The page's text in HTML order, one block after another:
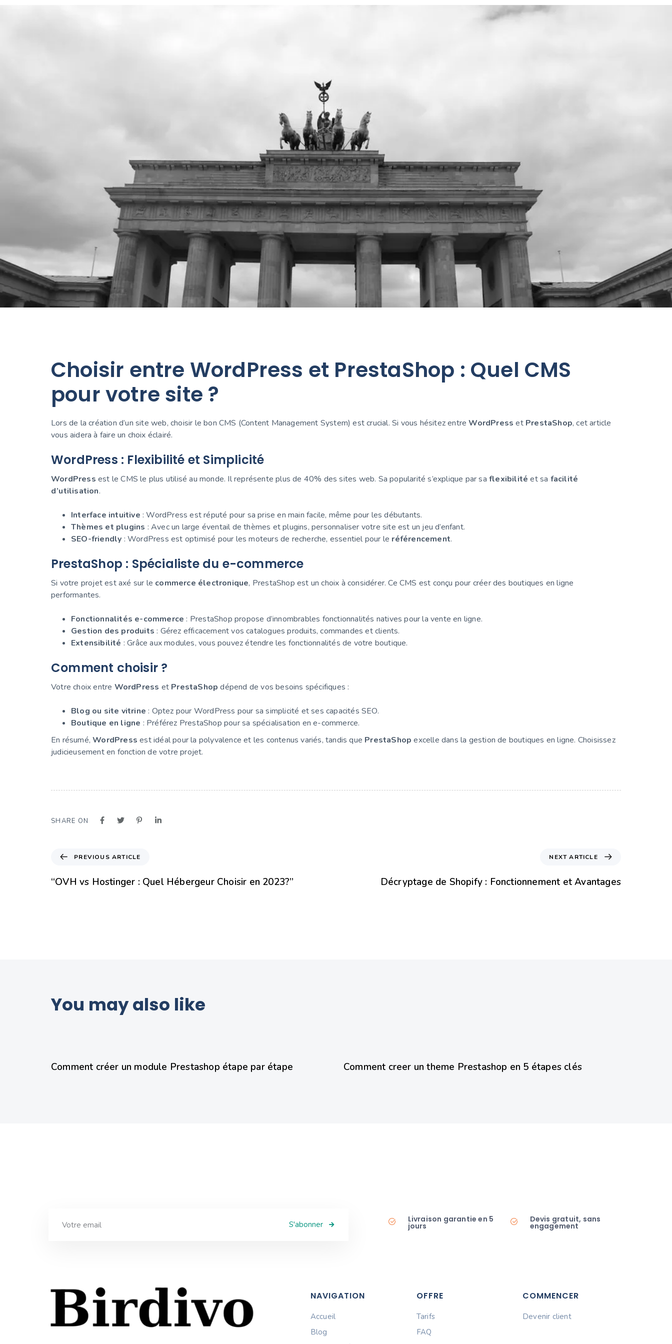
Choisir entre WordPress et PrestaShop : Quel CMS
pour votre site ?
Lors de la création d’un site web, choisir le bon CMS (Content Management System) est crucial. Si vous hésitez entreWordPress et PrestaShop, cet article
vous aidera à faire un choix éclairé.
WordPress : Flexibilité et Simplicité
WordPress est le CMS le plus utilisé au monde. Il représente plus de 40% des sites web. Sa popularité s’explique par saflexibilité et sa facilité
d’utilisation.
Interface intuitive : WordPress est réputé pour sa prise en main facile, même pour les débutants.
Thèmes et plugins : Avec un large éventail de thèmes et plugins, personnaliser votre site est un jeu d’enfant.
SEO-friendly : WordPress est optimisé pour les moteurs de recherche, essentiel pour le référencement.
PrestaShop : Spécialiste du e-commerce
Si votre projet est axé sur le commerce électronique, PrestaShop est un choix à considérer. Ce CMS est conçu pour créer des boutiques en ligne
performantes.
Fonctionnalités e-commerce : PrestaShop propose d’innombrables fonctionnalités natives pour la vente en ligne.
Gestion des produits : Gérez efficacement vos catalogues produits, commandes et clients.
Extensibilité : Grâce aux modules, vous pouvez étendre les fonctionnalités de votre boutique.
Comment choisir ?
Votre choix entre WordPress et PrestaShop dépend de vos besoins spécifiques :
Blog ou site vitrine : Optez pour WordPress pour sa simplicité et ses capacités SEO.
Boutique en ligne : Préférez PrestaShop pour sa spécialisation en e-commerce.
En résumé,WordPress est idéal pour la polyvalence et les contenus variés, tandis que PrestaShop excelle dans la gestion de boutiques en ligne. Choisissez
judicieusement en fonction de votre projet.
SHARE ON
PREVIOUS ARTICLE
“OVH vs Hostinger : Quel Hébergeur Choisir en 2023?”
NEXT ARTICLE
Décryptage de Shopify : Fonctionnement et Avantages
You may also like
Comment créer un module Prestashop étape par étape Comment creer un theme Prestashop en 5 étapes clés
S'abonner
Livraison garantie en 5
jours
Devis gratuit, sans
engagement
NAVIGATION
Accueil
Blog
OFFRE
Tarifs
FAQ
COMMENCER
Devenir client